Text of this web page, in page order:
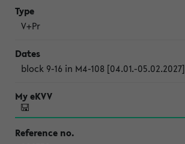
V+Pr
block 9-16 in M4-108 [04.01.-05.02.2027]